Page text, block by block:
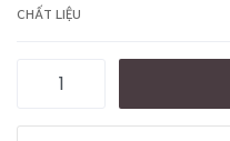
CHẤT LIỆU